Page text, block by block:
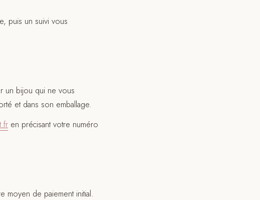
puis un suivi vous
un bijou qui ne vous
et dans son emballage.
en précisant votre numéro
moyen de paiement initial.